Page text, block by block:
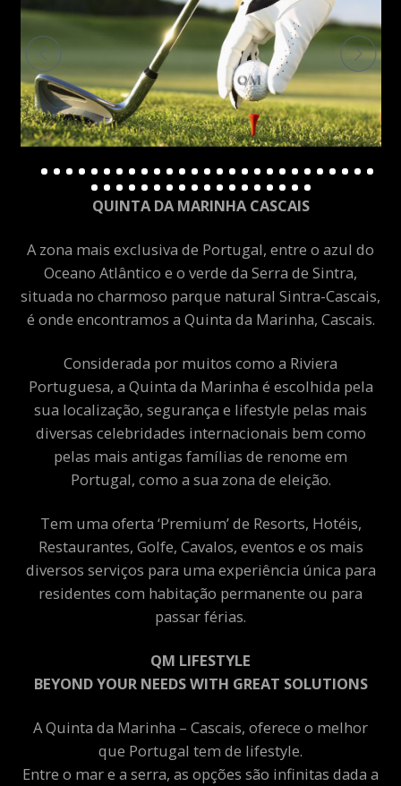
QUINTA DA MARINHA CASCAIS
A zona mais exclusiva de Portugal, entre o azul do
Oceano Atlântico e o verde da Serra de Sintra,
situada no charmoso parque natural Sintra-Cascais,
é onde encontramos a Quinta da Marinha, Cascais.
Considerada por muitos como a Riviera
Portuguesa, a Quinta da Marinha é escolhida pela
sua localização, segurança e lifestyle pelas mais
diversas celebridades internacionais bem como
pelas mais antigas famílias de renome em
Portugal, como a sua zona de eleição.
Tem uma oferta ‘Premium’ de Resorts, Hotéis,
Restaurantes, Golfe, Cavalos, eventos e os mais
diversos serviços para uma experiência única para
residentes com habitação permanente ou para
passar férias.
QM LIFESTYLE
BEYOND YOUR NEEDS WITH GREAT SOLUTIONS
A Quinta da Marinha – Cascais, oferece o melhor
que Portugal tem de lifestyle.
Entre o mar e a serra, as opções são infinitas dada a